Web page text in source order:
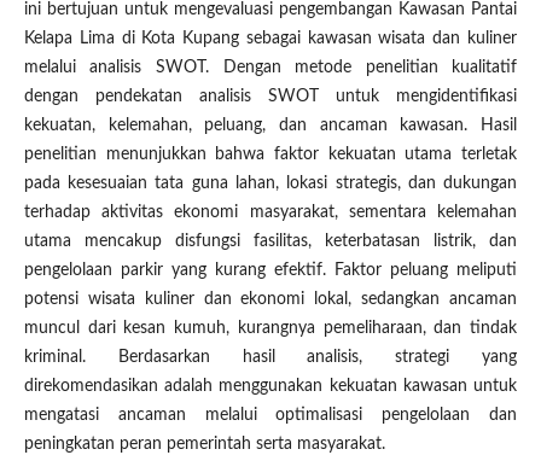
ini bertujuan untuk mengevaluasi pengembangan Kawasan Pantai
Kelapa Lima di Kota Kupang sebagai kawasan wisata dan kuliner
melalui analisis SWOT. Dengan metode penelitian kualitatif
dengan pendekatan analisis SWOT untuk mengidentifikasi
kekuatan, kelemahan, peluang, dan ancaman kawasan. Hasil
penelitian menunjukkan bahwa faktor kekuatan utama terletak
pada kesesuaian tata guna lahan, lokasi strategis, dan dukungan
terhadap aktivitas ekonomi masyarakat, sementara kelemahan
utama mencakup disfungsi fasilitas, keterbatasan listrik, dan
pengelolaan parkir yang kurang efektif. Faktor peluang meliputi
potensi wisata kuliner dan ekonomi lokal, sedangkan ancaman
muncul dari kesan kumuh, kurangnya pemeliharaan, dan tindak
kriminal. Berdasarkan hasil analisis, strategi yang
direkomendasikan adalah menggunakan kekuatan kawasan untuk
mengatasi ancaman melalui optimalisasi pengelolaan dan
peningkatan peran pemerintah serta masyarakat.